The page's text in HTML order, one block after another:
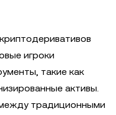
игроки
такие как
активы.
традиционными